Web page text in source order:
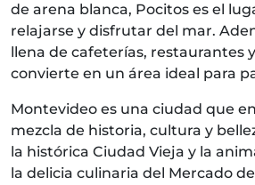
de arena blanca, Pocitos es el
relajarse y disfrutar del mar.
llena de cafeterías, restaurantes
convierte en un área ideal para
Montevideo es una ciudad que
mezcla de historia, cultura y
la histórica Ciudad Vieja y la
la delicia culinaria del Mercado